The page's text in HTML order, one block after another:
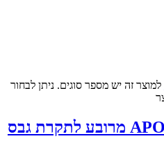
למוצר זה יש מספר סוגים. ניתן לבחור